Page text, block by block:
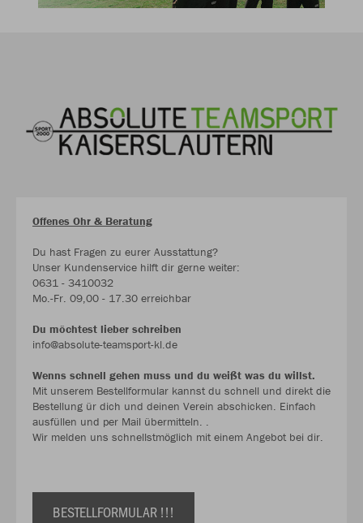
Offenes Ohr & Beratung
Du hast Fragen zu eurer Ausstattung?
Unser Kundenservice hilft dir gerne weiter:
0631 - 3410032
Mo.-Fr. 09,00 - 17.30 erreichbar
Du möchtest lieber schreiben
info@absolute-teamsport-kl.de
Wenns schnell gehen muss und du weißt was du willst.
Mit unserem Bestellformular kannst du schnell und direkt die
Bestellung ür dich und deinen Verein abschicken. Einfach
ausfüllen und per Mail übermitteln. .
Wir melden uns schnellstmöglich mit einem Angebot bei dir.
BESTELLFORMULAR !!!